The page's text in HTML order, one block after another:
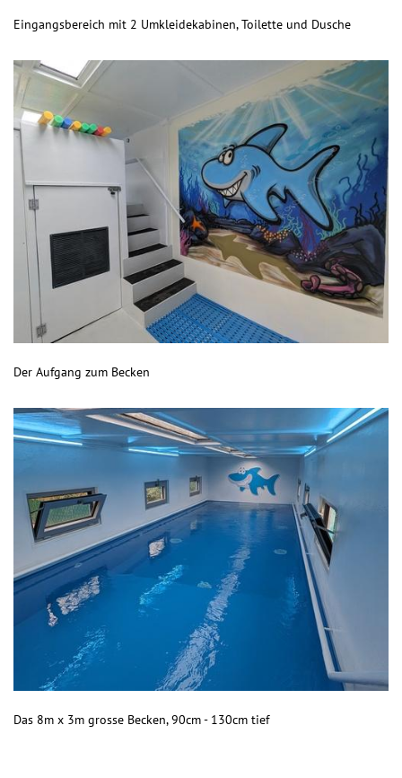
Eingangsbereich mit 2 Umkleidekabinen, Toilette und Dusche
Der Aufgang zum Becken
Das 8m x 3m grosse Becken, 90cm - 130cm tief